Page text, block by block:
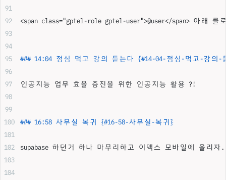
<span class="gptel-role gptel-user">@user</span> 아래
### 14:04 점심 먹고 강의 듣는다 {#14-04-점심-먹고-강의-
인공지능 업무 효율 증진을 위한 인공지능 활용 ?!
### 16:58 사무실 복귀 {#16-58-사무실-복귀}
supabase 하던거 하나 마무리하고 이맥스 모바일에 올리자.